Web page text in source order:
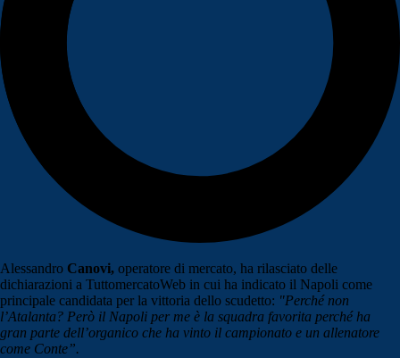
Alessandro Canovi, operatore di mercato, ha rilasciato delle
dichiarazioni a TuttomercatoWeb in cui ha indicato il Napoli come
principale candidata per la vittoria dello scudetto: "Perché non
l’Atalanta? Però il Napoli per me è la squadra favorita perché ha
gran parte dell’organico che ha vinto il campionato e un allenatore
come Conte”.